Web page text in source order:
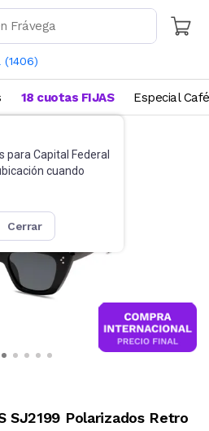
(1406)
para Capital Federal
cuando
cerrar
18 cuotas FIJAS Especial Café
sol
SJ2199 Polarizados Retro